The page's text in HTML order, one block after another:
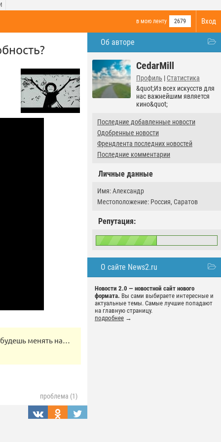
Вход
в мою ленту 2679
Об авторе
CedarMill
Профиль | Статистика
&quot;Из всех искусств для
нас важнейшим является
кино&quot;
Последние добавленные новости
Одобренные новости
Френдлента последних новостей
Последние комментарии
Личные данные
Имя: Александр
Местоположение: Россия, Саратов
Репутация:
О сайте News2.ru
Новости 2.0 — новостной сайт нового
формата. Вы сами выбираете интересные и
актуальные темы. Самые лучшие попадают
на главную страницу.
подробнее →
будешь менять на…
проблема (1)